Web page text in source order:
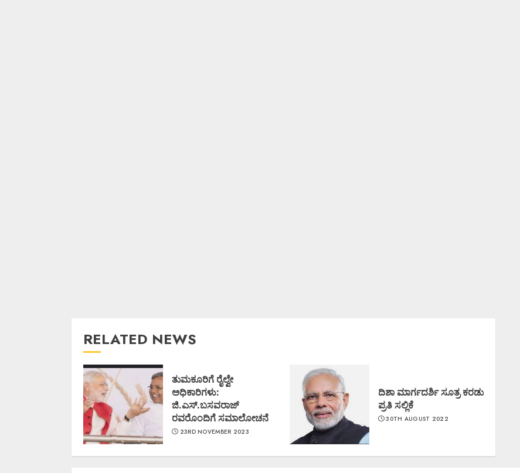
RELATED NEWS
ತುಮಕೂರಿಗೆ ರೈಲ್ವೇ
ಅಧಿಕಾರಿಗಳು:
ಜಿ.ಎಸ್.ಬಸವರಾಜ್
ರವರೊಂದಿಗೆ ಸಮಾಲೋಚನೆ
23RD NOVEMBER 2023
ದಿಶಾ ಮಾರ್ಗದರ್ಶಿ ಸೂತ್ರ ಕರಡು
ಪ್ರತಿ ಸಲ್ಲಿಕೆ
30TH AUGUST 2022